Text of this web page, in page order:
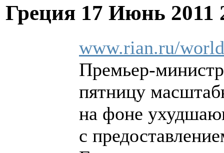
Греция 17 Июнь 2011
www.rian.ru/
Премьер-
пятницу
на фоне
с